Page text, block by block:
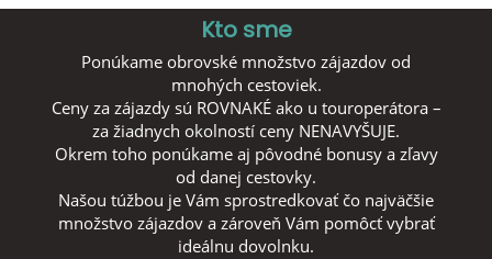
Kto sme
Ponúkame obrovské množstvo zájazdov od
mnohých cestoviek.
Ceny za zájazdy sú ROVNAKÉ ako u touroperátora –
za žiadnych okolností ceny NENAVYŠUJE.
Okrem toho ponúkame aj pôvodné bonusy a zľavy
od danej cestovky.
Našou túžbou je Vám sprostredkovať čo najväčšie
množstvo zájazdov a zároveň Vám pomôcť vybrať
ideálnu dovolnku.